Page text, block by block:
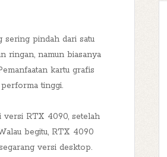
sering pindah dari satu
ringan, namun biasanya
kartu grafis
tinggi.
versi RTX 4090, setelah
begitu, RTX 4090
versi desktop.